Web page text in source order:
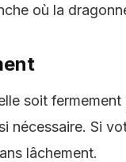
où la
soit
Si
lâchement.